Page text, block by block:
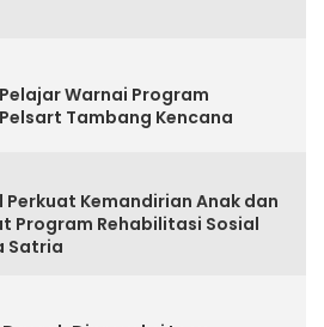
Warnai Program
Tambang Kencana
Perkuat Kemandirian Anak dan
Program Rehabilitasi Sosial
Satria